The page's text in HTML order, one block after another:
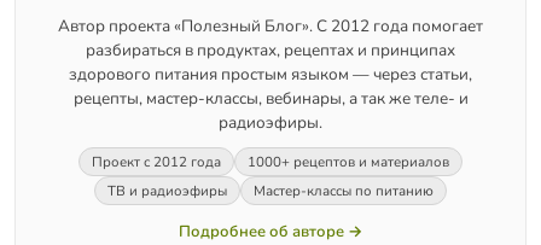
Автор проекта «Полезный Блог». С 2012 года помогает
разбираться в продуктах, рецептах и принципах
здорового питания простым языком — через статьи,
рецепты, мастер-классы, вебинары, а так же теле- и
радиоэфиры.
Проект с 2012 года
1000+ рецептов и материалов
ТВ и радиоэфиры
Мастер-классы по питанию
Подробнее об авторе →